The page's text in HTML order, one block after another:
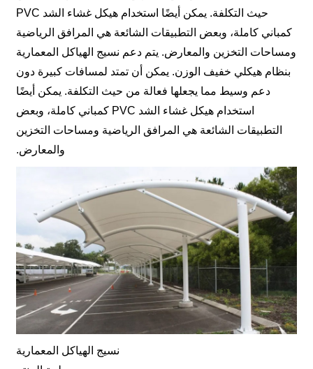
حيث التكلفة. يمكن أيضًا استخدام هيكل غشاء الشد PVC
كمباني كاملة، وبعض التطبيقات الشائعة هي المرافق الرياضية
ومساحات التخزين والمعارض. يتم دعم نسيج الهياكل المعمارية
بنظام هيكلي خفيف الوزن. يمكن أن تمتد لمسافات كبيرة دون
دعم وسيط مما يجعلها فعالة من حيث التكلفة. يمكن أيضًا
استخدام هيكل غشاء الشد PVC كمباني كاملة، وبعض
التطبيقات الشائعة هي المرافق الرياضية ومساحات التخزين
والمعارض.
نسيج الهياكل المعمارية